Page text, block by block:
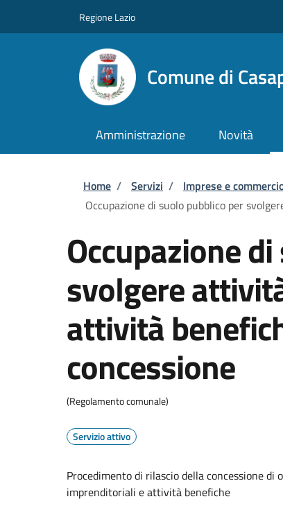
Regione Lazio
Comune di
Amministrazione Novità
Briciole di pane
Home / Servizi / Imprese e
Occupazione di suolo pubblico per
Occupazione
svolgere
attività
concessione
(Regolamento comunale)
Servizio attivo
Procedimento di rilascio della concessione
imprenditoriali e attività benefiche